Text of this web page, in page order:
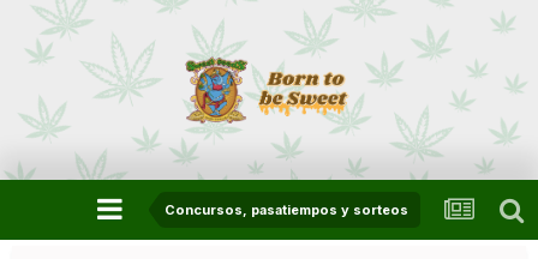
Concursos, pasatiempos y sorteos